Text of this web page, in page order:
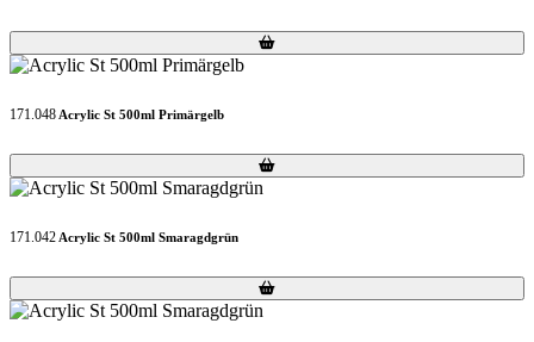
Loading...
Loading...
171.048 Acrylic St 500ml Primärgelb
Loading...
Loading...
171.042 Acrylic St 500ml Smaragdgrün
Loading...
Loading...